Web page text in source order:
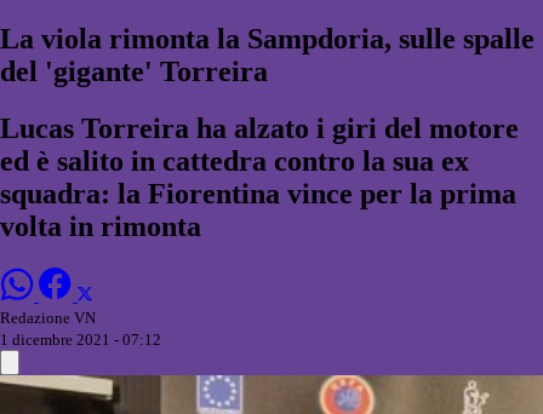
La viola rimonta la Sampdoria, sulle spalle
del 'gigante' Torreira
Lucas Torreira ha alzato i giri del motore
ed è salito in cattedra contro la sua ex
squadra: la Fiorentina vince per la prima
volta in rimonta
Redazione VN
1 dicembre 2021 - 07:12